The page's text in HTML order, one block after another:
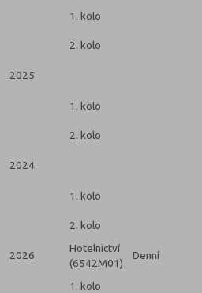
1. kolo
2. kolo
2025
1. kolo
2. kolo
2024
1. kolo
2. kolo
2026
Hotelnictví
(6542M01)
Denní
1. kolo